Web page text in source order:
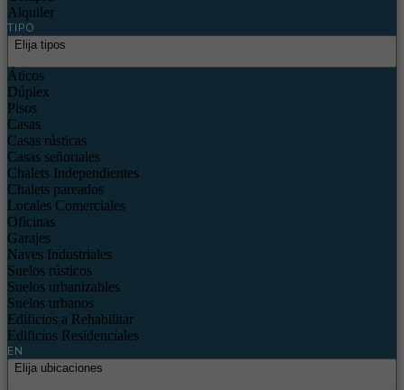
Alquiler
TIPO
Elija tipos
Áticos
Dúplex
Pisos
Casas
Casas rústicas
Casas señoriales
Chalets Independientes
Chalets pareados
Locales Comerciales
Oficinas
Garajes
Naves Industriales
Suelos rústicos
Suelos urbanizables
Suelos urbanos
Edificios a Rehabilitar
Edificios Residenciales
EN
Elija ubicaciones